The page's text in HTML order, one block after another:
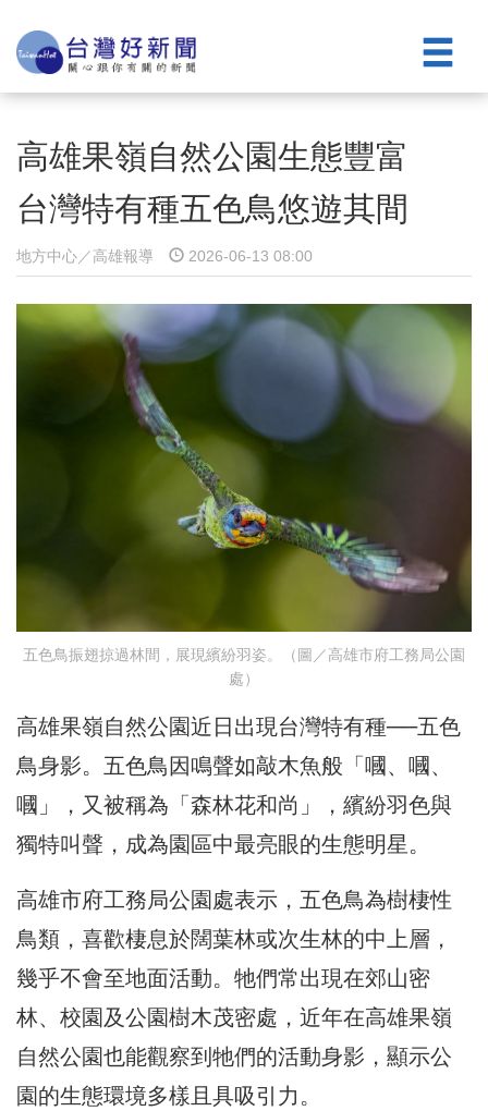
高雄果嶺自然公園生態豐富
台灣特有種五色鳥悠遊其間
地方中心／高雄報導 2026-06-13 08:00
五色鳥振翅掠過林間，展現繽紛羽姿。（圖／高雄市府工務局公園
處）
高雄果嶺自然公園近日出現台灣特有種──五色
鳥身影。五色鳥因鳴聲如敲木魚般「嘓、嘓、
嘓」，又被稱為「森林花和尚」，繽紛羽色與
獨特叫聲，成為園區中最亮眼的生態明星。
高雄市府工務局公園處表示，五色鳥為樹棲性
鳥類，喜歡棲息於闊葉林或次生林的中上層，
幾乎不會至地面活動。牠們常出現在郊山密
林、校園及公園樹木茂密處，近年在高雄果嶺
自然公園也能觀察到牠們的活動身影，顯示公
園的生態環境多樣且具吸引力。